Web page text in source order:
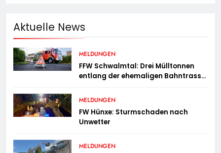
Aktuelle News
MELDUNGEN
FFW Schwalmtal: Drei Mülltonnen
entlang der ehemaligen Bahntrasse
MELDUNGEN
FW Hünxe: Sturmschaden nach
Unwetter
MELDUNGEN